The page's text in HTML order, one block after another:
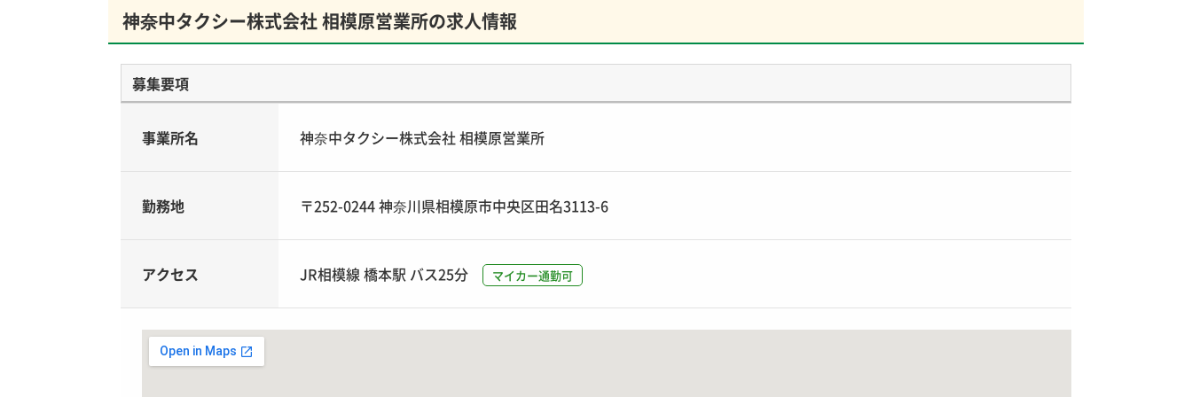
神奈中タクシー株式会社 相模原営業所の求人情報
募集要項
事業所名 神奈中タクシー株式会社 相模原営業所
勤務地 〒252-0244 神奈川県相模原市中央区田名3113-6
アクセス JR相模線 橋本駅 バス25分 マイカー通勤可